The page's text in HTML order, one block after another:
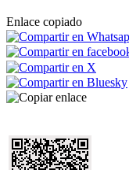
Enlace copiado